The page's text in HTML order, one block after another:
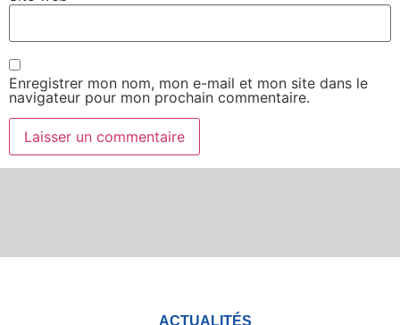
Enregistrer mon nom, mon e-mail et mon site dans le
navigateur pour mon prochain commentaire.
ACTUALITÉS